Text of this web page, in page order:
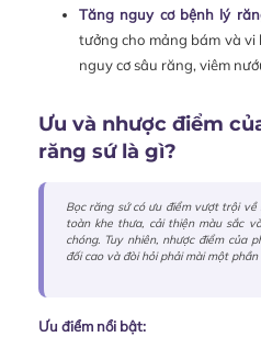
Tăng nguy cơ bệnh lý
tưởng cho mảng bám và
nguy cơ sâu răng, viêm
Ưu và nhược điểm
răng sứ là gì?
Bọc răng sứ có ưu điểm vượt trội
toàn khe thưa, cải thiện màu sắc
chóng. Tuy nhiên, nhược điểm của
đối cao và đòi hỏi phải mài một
Ưu điểm nổi bật: